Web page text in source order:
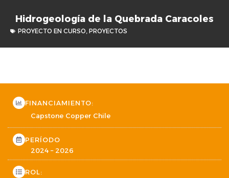
Hidrogeología de la Quebrada Caracoles
PROYECTO EN CURSO, PROYECTOS
FINANCIAMIENTO:
Capstone Copper Chile
PERÍODO
2024 – 2026
ROL: